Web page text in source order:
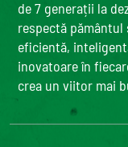
de 7 generații la
respectă
eficientă,
inovatoare în
crea un viitor mai